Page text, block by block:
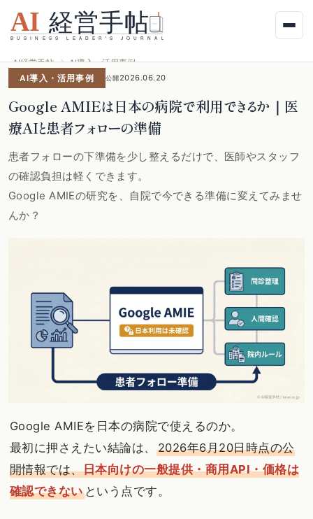
AI経営手帖
AI導入・活用事例
AI導入・活用事例
公開2026.06.20
Google AMIEは日本の病院で利用できるか｜医
療AIと患者フォローの準備
患者フォローの下準備を少し整えるだけで、医師やスタッフ
の確認負担は軽くできます。
Google AMIEの研究を、自院で今できる準備に変えてみませ
んか？
Google AMIEを日本の病院で使えるのか。
最初に押さえたい結論は、 2026年6月20日時点の公
開情報では、日本向けの一般提供・商用API・価格は
確認できないという点です。